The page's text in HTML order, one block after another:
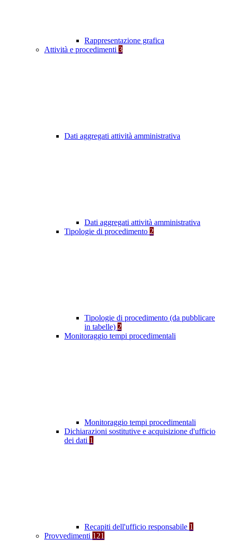
Rappresentazione grafica
Attività e procedimenti 3
Dati aggregati attività amministrativa
Dati aggregati attività amministrativa
Tipologie di procedimento 2
Tipologie di procedimento (da pubblicare
in tabelle) 2
Monitoraggio tempi procedimentali
Monitoraggio tempi procedimentali
Dichiarazioni sostitutive e acquisizione d'ufficio
dei dati 1
Recapiti dell'ufficio responsabile 1
Provvedimenti 121